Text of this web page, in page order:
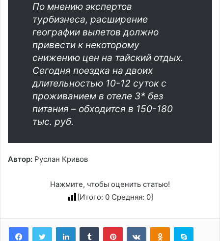
По мнению экспертов
турбизнеса, расширение
географии вылетов должно
привести к некоторому
снижению цен на тайский отдых.
Сегодня поездка на двоих
длительностью 10-12 суток с
проживанием в отеле 3* без
питания – обходится в 150-180
тыс. руб.
Автор: Руслан Кривов
Нажмите, чтобы оценить статью!
[Итого: 0Средняя: 0]
LinkedInTumblr PinterestВконтактеОдноклассники
Skype